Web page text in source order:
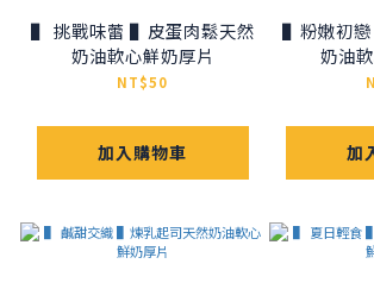
▌ 挑戰味蕾 ▌皮蛋肉鬆天然
奶油軟心鮮奶厚片
NT$50
加入購物車
▌粉嫩初
奶油
加